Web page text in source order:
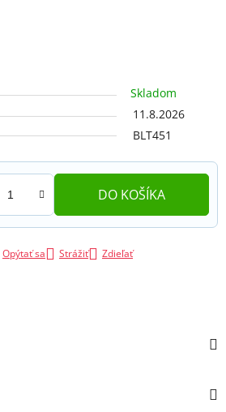
Skladom
11.8.2026
BLT451
DO KOŠÍKA
Opýtať sa Strážiť Zdieľať